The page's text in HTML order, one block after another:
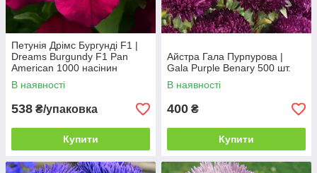
Петунія Дрімс Бургунді F1 |
Dreams Burgundy F1 Pan
American 1000 насінин
В наявності
538 ₴/упаковка
Купити
Айстра Гала Пурпурова |
Gala Purple Benary 500 шт.
В наявності
400 ₴
Купити